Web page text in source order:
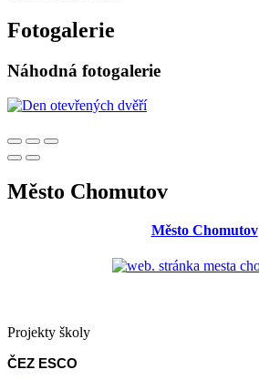
Fotogalerie
Náhodná fotogalerie
Město Chomutov
Město Chomutov
Projekty školy
ČEZ ESCO